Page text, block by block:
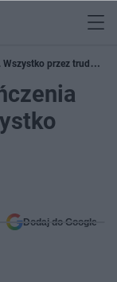
przez trudne
Dodaj do Google